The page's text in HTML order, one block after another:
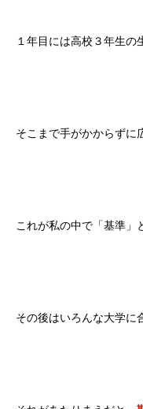
１年目には高校３年生の
そこまで手がかからずに
これが私の中で「基準」
その後はいろんな大学に